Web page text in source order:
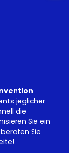
jeglicher
die
Sie ein
Sie